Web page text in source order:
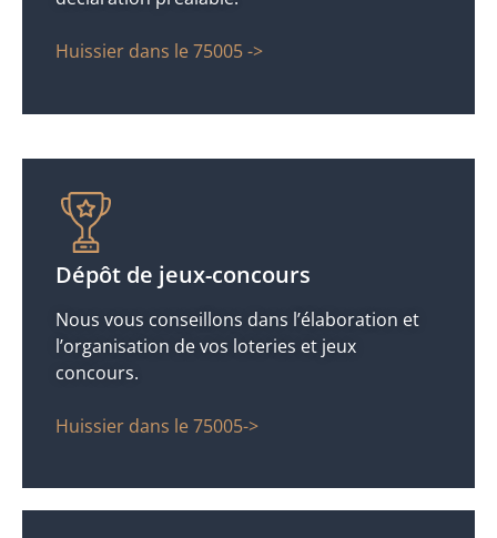
Huissier dans le 75005 ->
Dépôt de jeux-concours
Nous vous conseillons dans l’élaboration et
l’organisation de vos loteries et jeux
concours.
Huissier dans le 75005->